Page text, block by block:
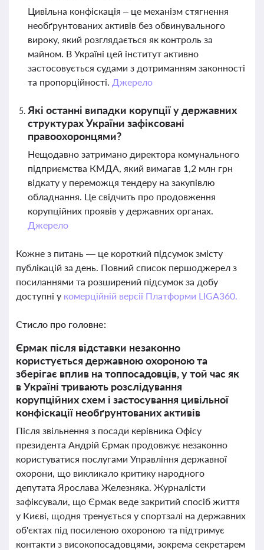
Цивільна конфіскація – це механізм стягнення
необґрунтованих активів без обвинувального
вироку, який розглядається як контроль за
майном. В Україні цей інститут активно
застосовується судами з дотриманням законності
та пропорційності. Джерело
Які останні випадки корупції у державних
структурах України зафіксовані
правоохоронцями?
Нещодавно затримано директора комунального
підприємства КМДА, який вимагав 1,2 млн грн
відкату у переможця тендеру на закупівлю
обладнання. Це свідчить про продовження
корупційних проявів у державних органах.
Джерело
Кожне з питань — це короткий підсумок змісту
публікацій за день. Повний список першоджерел з
посиланнями та розширений підсумок за добу
доступні у комерційній версії Платформи LIGA360.
Стисло про головне:
Єрмак після відставки незаконно
користується державною охороною та
зберігає вплив на топпосадовців, у той час як
в Україні тривають розслідування
корупційних схем і застосування цивільної
конфіскації необґрунтованих активів
Після звільнення з посади керівника Офісу
президента Андрій Єрмак продовжує незаконно
користуватися послугами Управління державної
охорони, що викликало критику народного
депутата Ярослава Железняка. Журналісти
зафіксували, що Єрмак веде закритий спосіб життя
у Києві, щодня тренується у спортзалі на державних
об'єктах під посиленою охороною та підтримує
контакти з високопосадовцями, зокрема секретарем